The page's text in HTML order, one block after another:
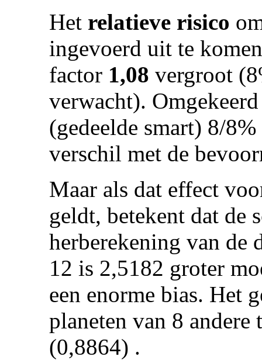
Het relatieve risico
ingevoerd uit te
factor 1,08 vergroot
verwacht).
(gedeelde smart) 8/
verschil met de
Maar als dat effect
geldt, betekent dat de
herberekening van de
12 is 2,5182 groter
een enorme bias. Het
planeten van 8
(0,8864) .